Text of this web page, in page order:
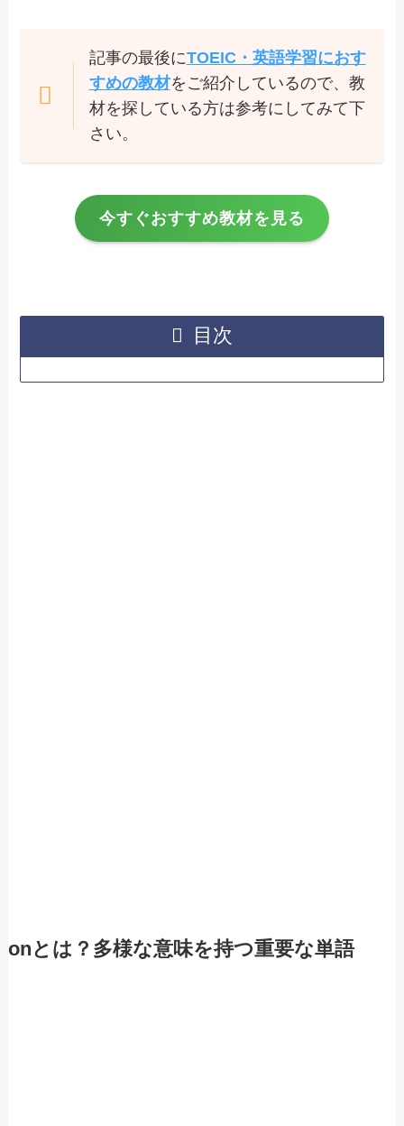
記事の最後にTOEIC・英語学習におす
すめの教材をご紹介しているので、教
材を探している方は参考にしてみて下
さい。
今すぐおすすめ教材を見る
目次
onとは？多様な意味を持つ重要な単語